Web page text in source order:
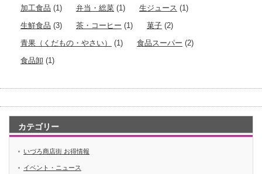
加工食品 (1) 弁当・総菜 (1) 生ジュース (1)
生鮮食品 (3) 茶・コーヒー (1) 菓子 (2)
青果（くだもの・やさい）
(1) 食品スーパー (2)
食品卸 (1)
カテゴリー
いづろ商店街 お得情報
イベント・ニュース